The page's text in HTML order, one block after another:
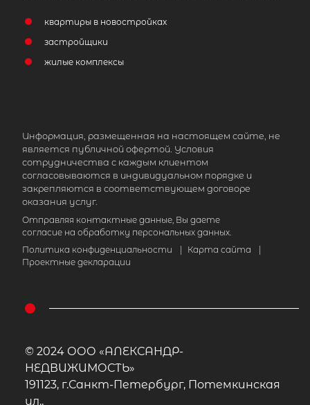
квартиры в новостройках
застройщики
жилые комплексы
Информация, размещенная на настоящем сайте, не
является публичной офертой. Условия
сотрудничества с каждым клиентом
согласовываются в индивидуальном порядке и
закрепляются в соответствующем договоре
оказания услуг.
Отправляя контактные данные, Вы даете
согласие на обработку персональных данных.
Политика конфиденциальности
Карта сайта
Проектные декларации
© 2024 ООО «АЛЕКСАНДР-
НЕДВИЖИМОСТЬ»
191123, г.Санкт-Петербург, Потемкинская
ул.,